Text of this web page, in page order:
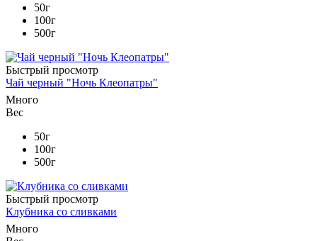
50г
100г
500г
Быстрый просмотр
Чай черный "Ночь Клеопатры"
Много
Вес
50г
100г
500г
Быстрый просмотр
Клубника со сливками
Много